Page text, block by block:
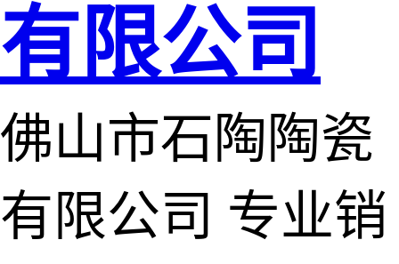
有限公司
佛山市石陶陶瓷
有限公司 专业销